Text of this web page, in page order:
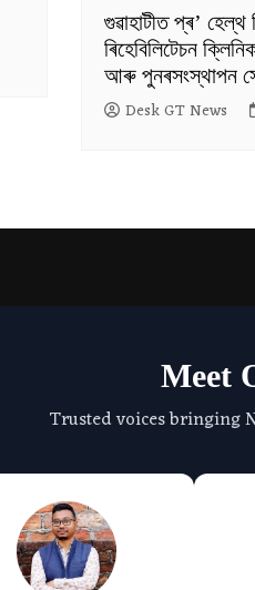
গুৱাহাটীত প্ৰ’
ৰিহেবিলিটেচন
আৰু পুনৰসংস্থাপন
Desk GT News
Meet
Trusted voices bringing